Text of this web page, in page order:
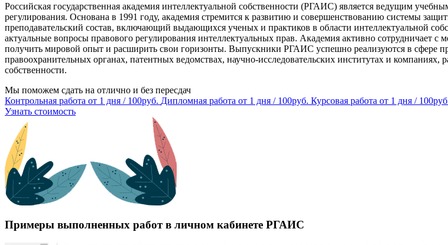
Российская государственная академия интеллектуальной собственности (РГАИС) является ведущим
регулирования. Основана в 1991 году, академия стремится к развитию и совершенствованию системы
преподавательский состав, включающий выдающихся ученых и практиков в области интеллектуальной
актуальные вопросы правового регулирования интеллектуальных прав. Академия активно сотрудничает
получить мировой опыт и расширить свои горизонты. Выпускники РГАИС успешно реализуются в сфере
правоохранительных органах, патентных ведомствах, научно-исследовательских институтах и
собственности.
Мы поможем сдать на отлично и без пересдач
Контрольная работа от 1 дня / 100руб. Дипломная работа от 1 дня / 100руб. Курсовая работа от 1 дня /
Узнать стоимость
Примеры выполненных работ в личном кабинете РГАИС